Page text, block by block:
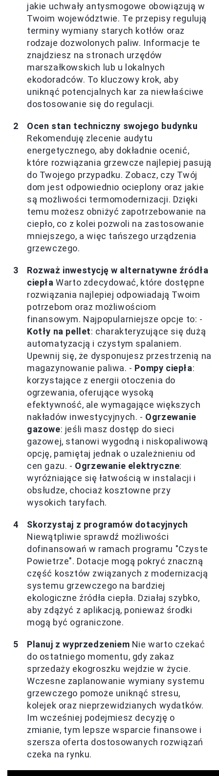
jakie uchwały antysmogowe obowiązują w
Twoim województwie. Te przepisy regulują
terminy wymiany starych kotłów oraz
rodzaje dozwolonych paliw. Informacje te
znajdziesz na stronach urzędów
marszałkowskich lub u lokalnych
ekodoradców. To kluczowy krok, aby
uniknąć potencjalnych kar za niewłaściwe
dostosowanie się do regulacji.
Ocen stan techniczny swojego budynku
Rekomenduję zlecenie audytu
energetycznego, aby dokładnie ocenić,
które rozwiązania grzewcze najlepiej pasują
do Twojego przypadku. Zobacz, czy Twój
dom jest odpowiednio ocieplony oraz jakie
są możliwości termomodernizacji. Dzięki
temu możesz obniżyć zapotrzebowanie na
ciepło, co z kolei pozwoli na zastosowanie
mniejszego, a więc tańszego urządzenia
grzewczego.
Rozważ inwestycję w alternatywne źródła
ciepła Warto zdecydować, które dostępne
rozwiązania najlepiej odpowiadają Twoim
potrzebom oraz możliwościom
finansowym. Najpopularniejsze opcje to: -
Kotły na pellet: charakteryzujące się dużą
automatyzacją i czystym spalaniem.
Upewnij się, że dysponujesz przestrzenią na
magazynowanie paliwa. - Pompy ciepła:
korzystające z energii otoczenia do
ogrzewania, oferujące wysoką
efektywność, ale wymagające większych
nakładów inwestycyjnych. - Ogrzewanie
gazowe: jeśli masz dostęp do sieci
gazowej, stanowi wygodną i niskopaliwową
opcję, pamiętaj jednak o uzależnieniu od
cen gazu. - Ogrzewanie elektryczne:
wyróżniające się łatwością w instalacji i
obsłudze, chociaż kosztowne przy
wysokich taryfach.
Skorzystaj z programów dotacyjnych
Niewątpliwie sprawdź możliwości
dofinansowań w ramach programu "Czyste
Powietrze". Dotacje mogą pokryć znaczną
część kosztów związanych z modernizacją
systemu grzewczego na bardziej
ekologiczne źródła ciepła. Działaj szybko,
aby zdążyć z aplikacją, ponieważ środki
mogą być ograniczone.
Planuj z wyprzedzeniem Nie warto czekać
do ostatniego momentu, gdy zakaz
sprzedaży ekogroszku wejdzie w życie.
Wczesne zaplanowanie wymiany systemu
grzewczego pomoże uniknąć stresu,
kolejek oraz nieprzewidzianych wydatków.
Im wcześniej podejmiesz decyzję o
zmianie, tym lepsze wsparcie finansowe i
szersza oferta dostosowanych rozwiązań
czeka na rynku.